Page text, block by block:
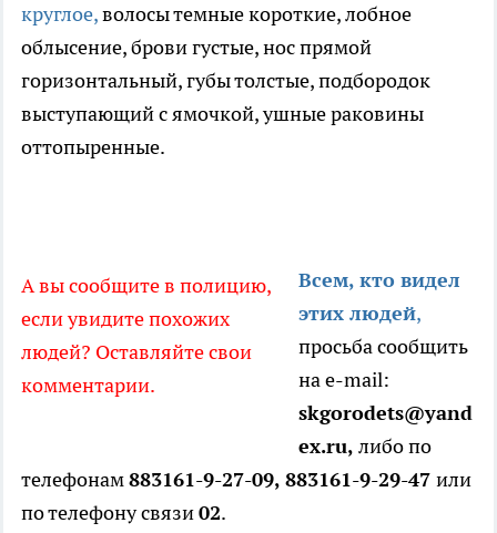
круглое,волосы темные короткие, лобное
облысение, брови густые, нос прямой
горизонтальный, губы толстые, подбородок
выступающий с ямочкой, ушные раковины
оттопыренные.
А вы сообщите в полицию,
если увидите похожих
людей? Оставляйте свои
комментарии.
Всем, кто видел
этих людей,
просьба сообщить
на e-mail:
skgorodets@yand
ex.ru, либо по
телефонам883161-9-27-09, 883161-9-29-47 или
по телефону связи02.